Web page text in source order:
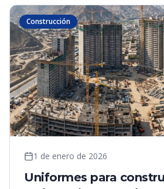
Construcción
1 de enero de 2026
Uniformes para